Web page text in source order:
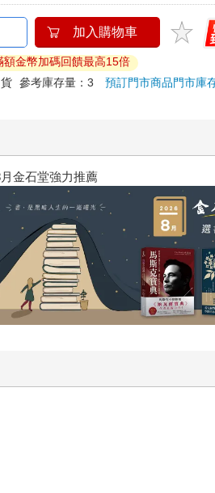
加入購物車
金幣加碼回饋最高15倍
參考庫存量：3預訂門市商品門市庫
金石堂強力推薦